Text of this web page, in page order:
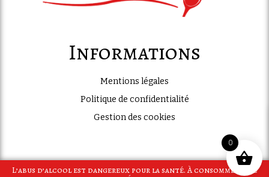
Informations
Mentions légales
Politique de confidentialité
Gestion des cookies
L’abus d’alcool est dangereux pour la santé. À consommer avec
0